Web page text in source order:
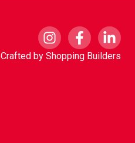
Crafted by Shopping Builders